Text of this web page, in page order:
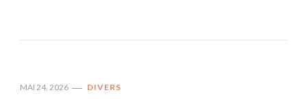
MAI 24, 2026 DIVERS